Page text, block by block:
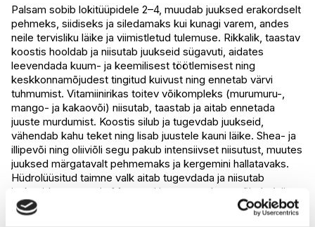
I.L.U. Ülemiste
Saadaval
I.L.U. Rocca
Saadaval
I.L.U. Lõunakeskus
Ei ole saadaval
I.L.U. Pärnu
Ei ole saadaval
Palsam sobib lokitüüpidele 2–4, muudab juuksed erakordselt
pehmeks, siidiseks ja siledamaks kui kunagi varem, andes
neile tervisliku läike ja viimistletud tulemuse. Rikkalik, taastav
koostis hooldab ja niisutab juukseid sügavuti, aidates
leevendada kuum- ja keemilisest töötlemisest ning
keskkonnamõjudest tingitud kuivust ning ennetab värvi
tuhmumist. Vitamiinirikas toitev võikompleks (murumuru-,
mango- ja kakaovõi) niisutab, taastab ja aitab ennetada
juuste murdumist. Koostis silub ja tugevdab juukseid,
vähendab kahu teket ning lisab juustele kauni läike. Shea- ja
illipevõi ning oliiviõli segu pakub intensiivset niisutust, muutes
juuksed märgatavalt pehmemaks ja kergemini hallatavaks.
Hüdrolüüsitud taimne valk aitab tugevdada ja niisutab
juukseid seestpoolt. Masseeri juustesse, lase mõjuda (nii
kaua kui soovid) ja loputa. Sobib igapäevaseks kasutamiseks
või mitu korda nädalas sügavniisutava hooldusena.